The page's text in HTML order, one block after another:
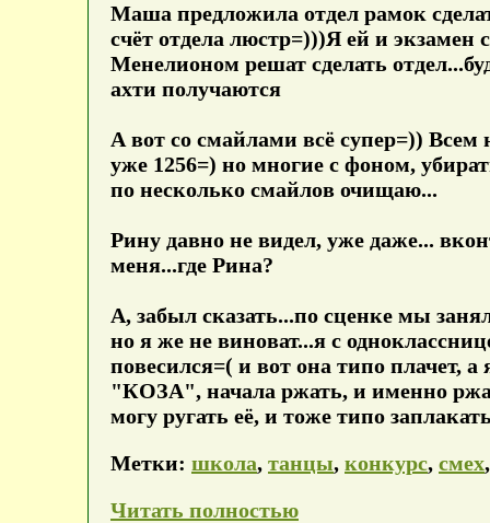
Маша предложила отдел рамок
счёт отдела люстр=)))Я ей и экзамен
Менелионом решат сделать
ахти получаются
А вот со смайлами всё супер=))
уже 1256=) но многие с фоном,
по несколько смайлов очищаю...
Рину давно не видел, уже даже...
меня...где Рина?
А, забыл сказать...по сценке мы
но я же не виноват...я с
повесился=( и вот она типо плачет,
"КОЗА", начала ржать, и именно
могу ругать её, и тоже типо
Метки: школа, танцы, конкурс, смех
Читать полностью